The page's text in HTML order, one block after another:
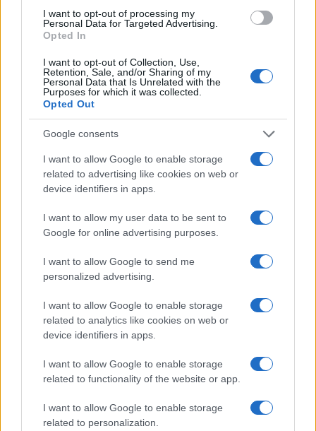
I want to opt-out of processing my
Personal Data for Targeted Advertising.
Opted In
I want to opt-out of Collection, Use,
Retention, Sale, and/or Sharing of my
Personal Data that Is Unrelated with the
Purposes for which it was collected.
Opted Out
Google consents
I want to allow Google to enable storage
related to advertising like cookies on web or
device identifiers in apps.
I want to allow my user data to be sent to
Google for online advertising purposes.
I want to allow Google to send me
personalized advertising.
I want to allow Google to enable storage
related to analytics like cookies on web or
device identifiers in apps.
I want to allow Google to enable storage
related to functionality of the website or app.
I want to allow Google to enable storage
related to personalization.
libertà, l’Occidente , l’impresa, l’iniziativa
individuale e privata, l’America quando vince un
sappiamo e sapevamo. Ci faccia sapere il nuovo
indirizzo e come vi chiamerete stavolta: dicono “I
democratici”, anziché “Partito Democratico”, sai
che svolta. Ma per il resto sappiamo già tutto.
Daniele Capezzone, 13 gennaio 2020
#PARTITO COMUNISTA
#SINISTRA
22
SEDUTE SATIRICHE
Vignetta del 04/08/2026